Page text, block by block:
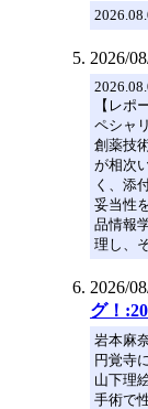
2026/
【レ
ペシャ
創薬技
が相次
く、添
妥当性
品情報
理し、
2026/
グ！
岩本麻
円覚寺
山下理
手術で